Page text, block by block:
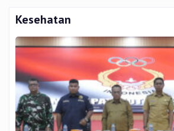
Kesehatan